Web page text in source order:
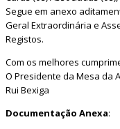
Segue em anexo
Geral Extraordinária e
Registos.
Com os melhores
O Presidente da Mesa da
Rui Bexiga
Documentação Anexa: